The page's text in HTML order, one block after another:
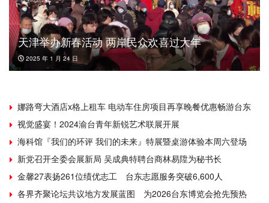
天津举办新春活动 两岸民众欢喜过大年
2025 年 1 月 24 日
娜路弯大酒店x格上租车 电动车住房项目再享晚餐优惠畅游台东
视觉盛宴！2024渝台青年新锐艺术联展开展
海科馆『我们的环评 我们的未来』特展暨桌游体验本周六登场
新党召开全委会展新局 吴成典特聘台商林易陞为秘书长
金馨27表扬261位绩优志工 台东志愿服务突破6,600人
各界齐聚论坛共议地方发展蓝图 为2026台东博览会抢先预热